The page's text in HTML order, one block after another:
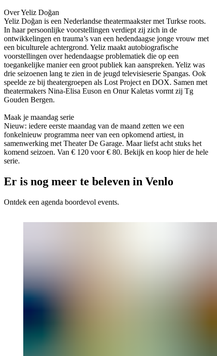
Over Yeliz Doğan
Yeliz Doğan is een Nederlandse theatermaakster met Turkse roots.
In haar persoonlijke voorstellingen verdiept zij zich in de
ontwikkelingen en trauma’s van een hedendaagse jonge vrouw met
een biculturele achtergrond. Yeliz maakt autobiografische
voorstellingen over hedendaagse problematiek die op een
toegankelijke manier een groot publiek kan aanspreken. Yeliz was
drie seizoenen lang te zien in de jeugd televisieserie Spangas. Ook
speelde ze bij theatergroepen als Lost Project en DOX. Samen met
theatermakers Nina-Elisa Euson en Onur Kaletas vormt zij Tg
Gouden Bergen.
Maak je maandag serie
Nieuw: iedere eerste maandag van de maand zetten we een
fonkelnieuw programma neer van een opkomend artiest, in
samenwerking met Theater De Garage. Maar liefst acht stuks het
komend seizoen. Van € 120 voor € 80. Bekijk en koop hier de hele
serie.
Er is nog meer te beleven in Venlo
Ontdek een agenda boordevol events.